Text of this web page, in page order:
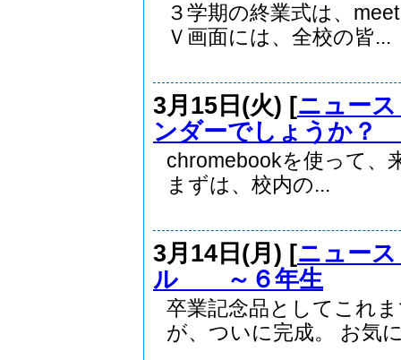
３学期の終業式は、
Ｖ画面には、全校の皆...
3月15日(火) [ニュー
ンダーでしょうか
chromebookを使って、
まずは、校内の...
3月14日(月) [ニュー
ル ～６年生
卒業記念品としてこれ
が、ついに完成。 お気